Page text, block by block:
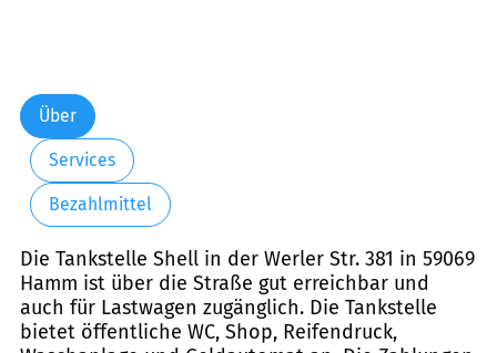
Über
Services
Bezahlmittel
Die Tankstelle Shell in der Werler Str. 381 in 59069
Hamm ist über die Straße gut erreichbar und
auch für Lastwagen zugänglich. Die Tankstelle
bietet öffentliche WC, Shop, Reifendruck,